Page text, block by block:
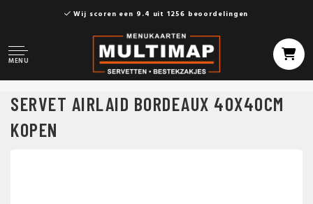
Wij scoren een 9.4 uit 1256 beoordelingen
MENU
SERVET AIRLAID BORDEAUX 40X40CM
KOPEN